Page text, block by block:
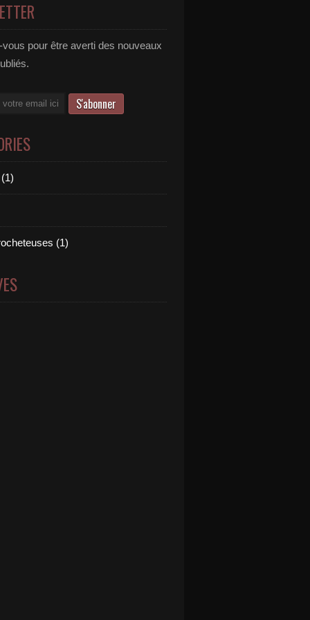
pour être averti des nouveaux
(1)